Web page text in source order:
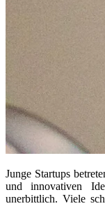
Junge Startups
und innovativen
unerbittlich. Viele